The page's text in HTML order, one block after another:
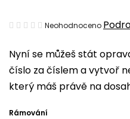
Nyní se můžeš stát
číslo za číslem a vytvoř
který máš právě na
Rámování
Průměrné
produktu
je
0,0
Neohodnoceno